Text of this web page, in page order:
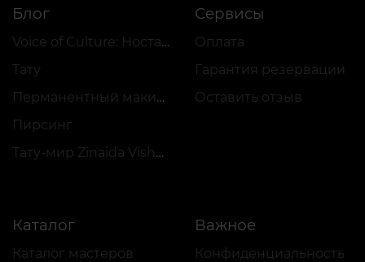
Блог
Voice of Culture: Ностальгия по 2000-м
Тату
Перманентный макияж
Пирсинг
Тату-мир Zinaida Vishenka
Сервисы
Оплата
Гарантия резервации
Оставить отзыв
Каталог
Каталог мастеров
Важное
Конфиденциальность